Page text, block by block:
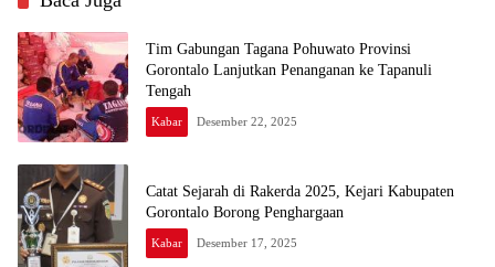
Tim Gabungan Tagana Pohuwato Provinsi
Gorontalo Lanjutkan Penanganan ke Tapanuli
Tengah
Kabar Desember 22, 2025
Catat Sejarah di Rakerda 2025, Kejari Kabupaten
Gorontalo Borong Penghargaan
Kabar Desember 17, 2025